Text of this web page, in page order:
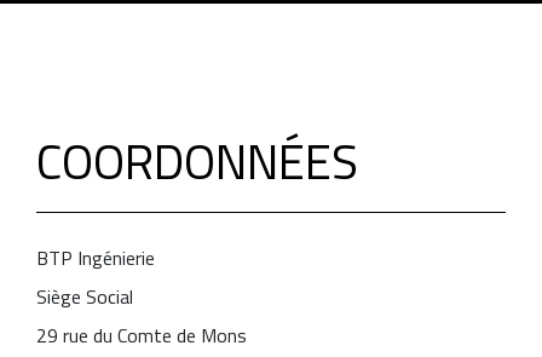
COORDONNÉES
BTP Ingénierie
Siège Social
29 rue du Comte de Mons